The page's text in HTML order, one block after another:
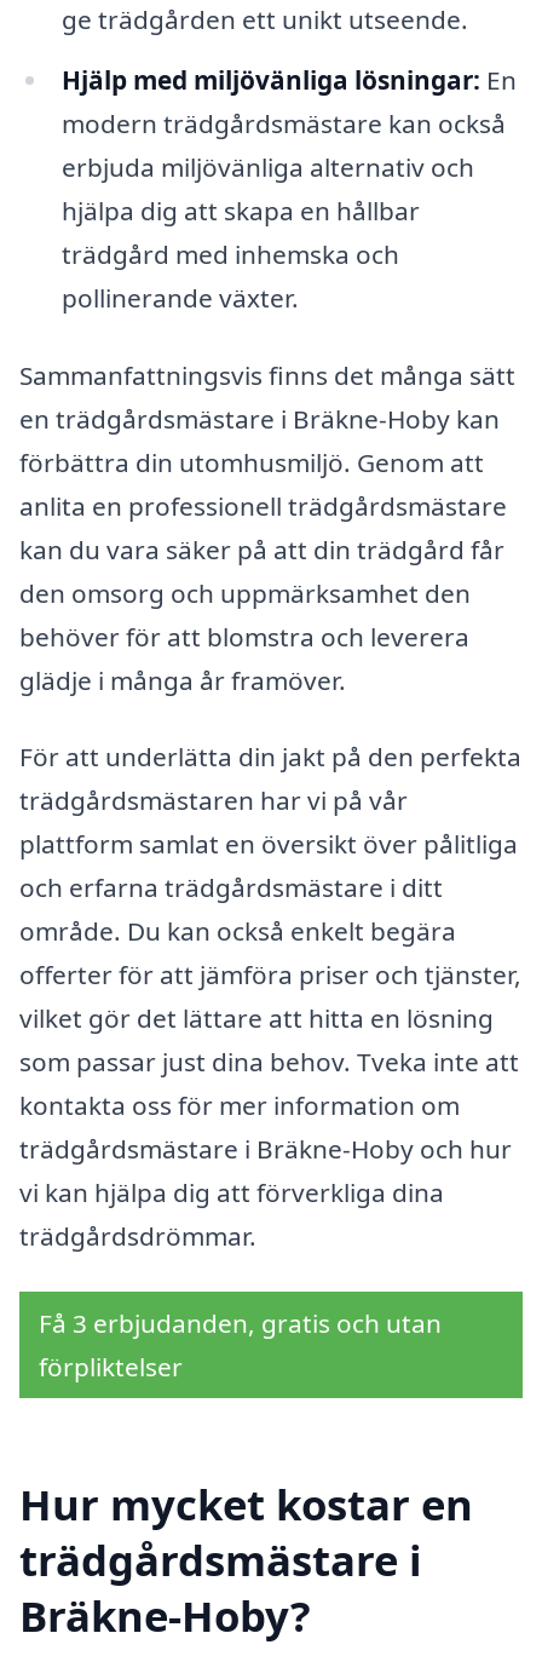
ge trädgården ett unikt utseende.
Hjälp med miljövänliga lösningar: En
modern trädgårdsmästare kan också
erbjuda miljövänliga alternativ och
hjälpa dig att skapa en hållbar
trädgård med inhemska och
pollinerande växter.
Sammanfattningsvis finns det många sätt
en trädgårdsmästare i Bräkne-Hoby kan
förbättra din utomhusmiljö. Genom att
anlita en professionell trädgårdsmästare
kan du vara säker på att din trädgård får
den omsorg och uppmärksamhet den
behöver för att blomstra och leverera
glädje i många år framöver.
För att underlätta din jakt på den perfekta
trädgårdsmästaren har vi på vår
plattform samlat en översikt över pålitliga
och erfarna trädgårdsmästare i ditt
område. Du kan också enkelt begära
offerter för att jämföra priser och tjänster,
vilket gör det lättare att hitta en lösning
som passar just dina behov. Tveka inte att
kontakta oss för mer information om
trädgårdsmästare i Bräkne-Hoby och hur
vi kan hjälpa dig att förverkliga dina
trädgårdsdrömmar.
Få 3 erbjudanden, gratis och utan
förpliktelser
Hur mycket kostar en
trädgårdsmästare i
Bräkne-Hoby?